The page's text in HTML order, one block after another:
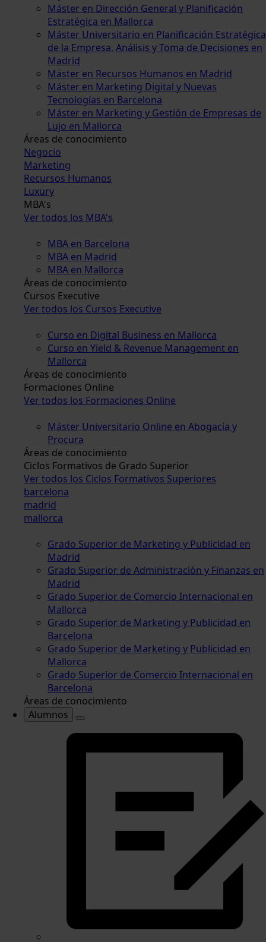
Máster en Dirección General y Planificación
Estratégica en Mallorca
Máster Universitario en Planificación Estratégica
de la Empresa, Análisis y Toma de Decisiones en
Madrid
Máster en Recursos Humanos en Madrid
Máster en Marketing Digital y Nuevas
Tecnologías en Barcelona
Máster en Marketing y Gestión de Empresas de
Lujo en Mallorca
Áreas de conocimiento
Negocio
Marketing
Recursos Humanos
Luxury
MBA's
Ver todos los MBA's
MBA en Barcelona
MBA en Madrid
MBA en Mallorca
Áreas de conocimiento
Cursos Executive
Ver todos los Cursos Executive
Curso en Digital Business en Mallorca
Curso en Yield & Revenue Management en
Mallorca
Áreas de conocimiento
Formaciones Online
Ver todos los Formaciones Online
Máster Universitario Online en Abogacía y
Procura
Áreas de conocimiento
Ciclos Formativos de Grado Superior
Ver todos los Ciclos Formativos Superiores
barcelona
madrid
mallorca
Grado Superior de Marketing y Publicidad en
Madrid
Grado Superior de Administración y Finanzas en
Madrid
Grado Superior de Comercio Internacional en
Mallorca
Grado Superior de Marketing y Publicidad en
Barcelona
Grado Superior de Marketing y Publicidad en
Mallorca
Grado Superior de Comercio Internacional en
Barcelona
Áreas de conocimiento
Alumnos